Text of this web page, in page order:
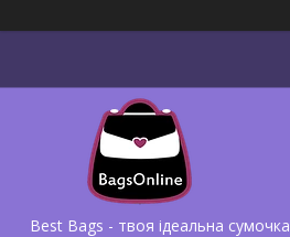
Best Bags - твоя ідеальна сумочка